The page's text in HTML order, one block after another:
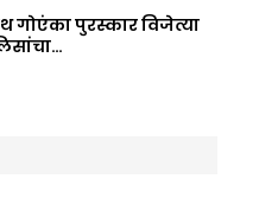
गोएंका पुरस्कार विजेत्या